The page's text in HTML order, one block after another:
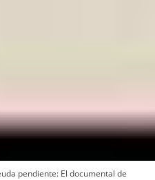
pendiente: El documental de